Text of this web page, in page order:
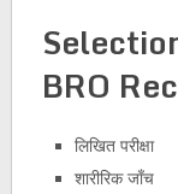
BRO
लिखित परीक्षा
शारीरिक जाँच